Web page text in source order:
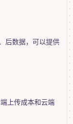
后数据，可以提供
上传成本和云端